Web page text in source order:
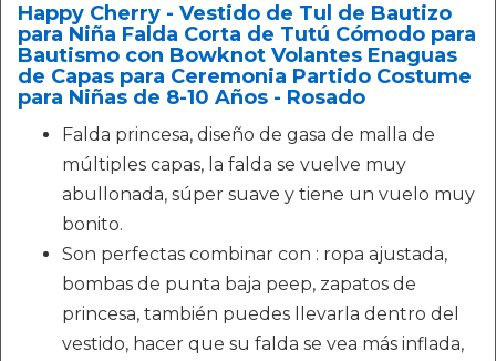
Happy Cherry - Vestido de Tul de Bautizo
para Niña Falda Corta de Tutú Cómodo para
Bautismo con Bowknot Volantes Enaguas
de Capas para Ceremonia Partido Costume
para Niñas de 8-10 Años - Rosado
Falda princesa, diseño de gasa de malla de
múltiples capas, la falda se vuelve muy
abullonada, súper suave y tiene un vuelo muy
bonito.
Son perfectas combinar con : ropa ajustada,
bombas de punta baja peep, zapatos de
princesa, también puedes llevarla dentro del
vestido, hacer que su falda se vea más inflada,